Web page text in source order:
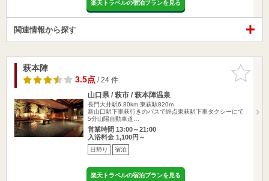
楽天トラベルの宿泊プランを見る
関連情報から探す
お気に入
りに追加
萩本陣
3.5点/ 24 件
山口県 / 萩市 / 萩本陣温泉
長門大井駅6.80km 東萩駅820m
新山口駅下車萩行きのバスで終点東萩駅下車タクシーにて
5分山陽自動車道…
営業時間 13:00～21:00
入浴料金 1,100円～
日帰り 宿泊
楽天トラベルの宿泊プランを見る